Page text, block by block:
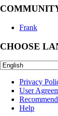
Frank
CHOOSE
Privacy
User
Help